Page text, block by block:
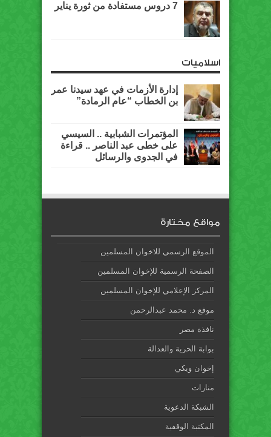
7 دروس مستفادة من ثورة يناير
اسلاميات
إدارة الأزمات في عهد سيدنا عمر
بن الخطاب “عام الرمادة”
المؤتمرات الشبابية .. السيسي
على خطى عبد الناصر .. قراءة
في الجدوى والرسائل
مواقع مختارة
الموقع الرسمي للاخوان المسلمين
الصفحة الرسمية للإخوان المسلمين
المركز الإعلامي للإخوان المسلمين
موقع د. محمد عبدالرحمن
نافذة مصر
بوابة الحرية والعدالة
إخوان ويكي
منارات
الشبكة الدعوية
المكتبة الوقفية